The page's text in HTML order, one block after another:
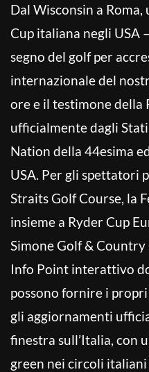
Dal Wisconsin a
Cup italiana negli USA
segno del golf per
internazionale del
ore e il testimone della
ufficialmente dagli
Nation della 44esima
USA. Per gli spettatori
Straits Golf Course, la
insieme a Ryder Cup
Simone Golf &
Info Point interattivo
possono fornire i
gli aggiornamenti
finestra sull’Italia, con
green nei circoli